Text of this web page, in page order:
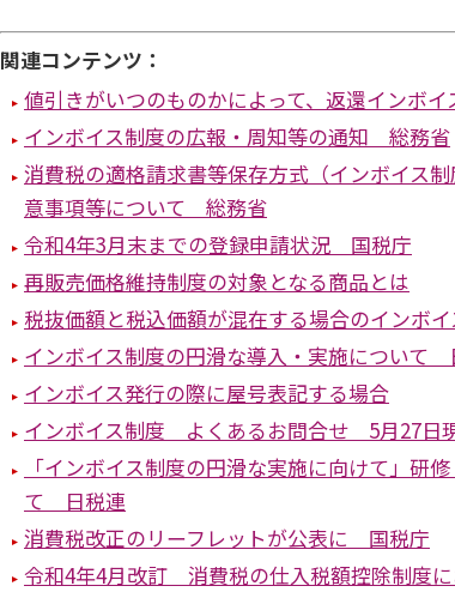
関連コンテンツ：
値引きがいつのものかによって、返還インボ
インボイス制度の広報・周知等の通知 総務省
消費税の適格請求書等保存方式（インボイス
意事項等について 総務省
令和4年3月末までの登録申請状況 国税庁
再販売価格維持制度の対象となる商品とは
税抜価額と税込価額が混在する場合のインボ
インボイス制度の円滑な導入・実施について
インボイス発行の際に屋号表記する場合
インボイス制度 よくあるお問合せ 5月27日
「インボイス制度の円滑な実施に向けて」研
て 日税連
消費税改正のリーフレットが公表に 国税庁
令和4年4月改訂 消費税の仕入税額控除制度